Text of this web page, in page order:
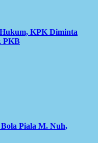
KPK Diminta
PKB
Piala M. Nuh,